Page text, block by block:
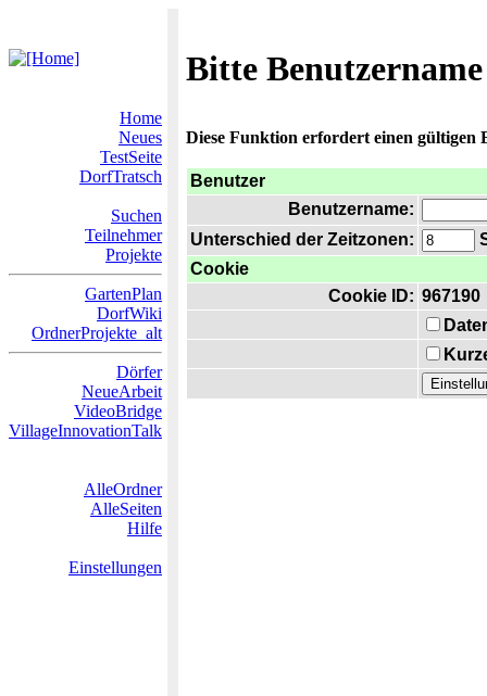
Bitte
Home
Neues
TestSeite
DorfTratsch
Suchen
Teilnehmer
Projekte
GartenPlan
DorfWiki
OrdnerProjekte_alt
Dörfer
NeueArbeit
VideoBridge
VillageInnovationTalk
AlleOrdner
AlleSeiten
Hilfe
Einstellungen
Diese Funktion erfordert einen gültigen
Benutzer
Benutzername:
Unterschied der Zeitzonen:
Cookie
Cookie ID: 967190